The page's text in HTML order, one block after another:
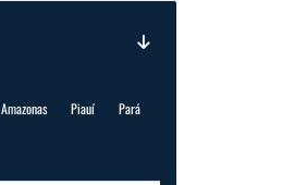
Amazonas Piauí Pará